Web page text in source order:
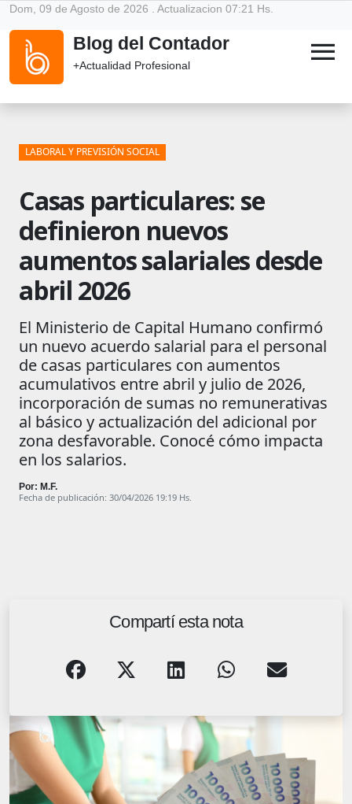
Dom, 09 de Agosto de 2026 . Actualizacion 07:21 Hs.
Blog del Contador
+Actualidad Profesional menu
LABORAL Y PREVISIÓN SOCIAL
Casas particulares: se
definieron nuevos
aumentos salariales desde
abril 2026
El Ministerio de Capital Humano confirmó
un nuevo acuerdo salarial para el personal
de casas particulares con aumentos
acumulativos entre abril y julio de 2026,
incorporación de sumas no remunerativas
al básico y actualización del adicional por
zona desfavorable. Conocé cómo impacta
en los salarios.
Por: M.F.
Fecha de publicación: 30/04/2026 19:19 Hs.
Compartí esta nota